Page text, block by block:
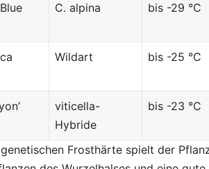
C. alpina bis -29 °C
Wildart bis -25 °C
viticella-
Hybride
bis -23 °C
Frosthärte spielt der